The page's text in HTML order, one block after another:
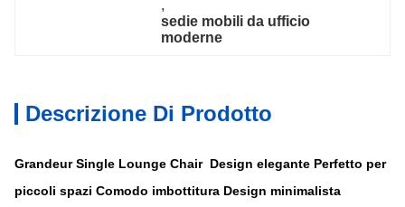
,
sedie mobili da ufficio
moderne
Descrizione Di Prodotto
Grandeur Single Lounge Chair ️ Design elegante Perfetto per
piccoli spazi Comodo imbottitura Design minimalista